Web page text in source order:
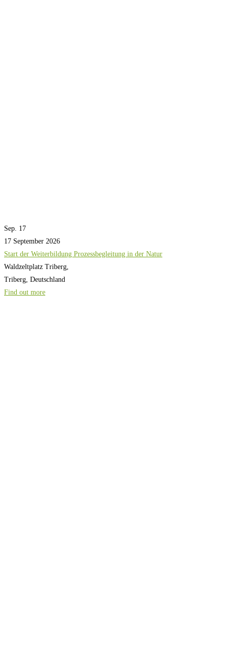
Sep. 17
17 September 2026
Start der Weiterbildung Prozessbegleitung in der Natur
Waldzeltplatz Triberg,
Triberg, Deutschland
Find out more